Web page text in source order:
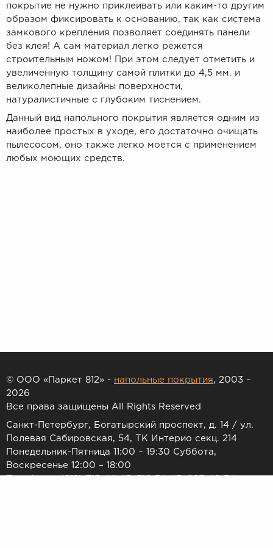
покрытие не нужно приклеивать или каким-то другим
образом фиксировать к основанию, так как система
замкового крепления позволяет соединять панели
без клея! А сам материал легко режется
строительным ножом! При этом следует отметить и
увеличенную толщину самой плитки до 4,5 мм. и
великолепные дизайны поверхности,
натуралистичные с глубоким тиснением.
Данный вид напольного покрытия является одним из
наиболее простых в уходе, его достаточно очищать
пылесосом, оно также легко моется с применением
любых моющих средств.
© ООО «Паркет 812» - напольные покрытия, 2003 –
2026
Все права защищены All Rights Reserved
Санкт-Петербург, Богатырский проспект, д. 14 / ул.
Полевая Сабировская, 54, ТК Интерио секц. 214
Понедельник-Пятница 11:00 – 19:30 Суббота,
Воскресенье 12:00 – 18:00